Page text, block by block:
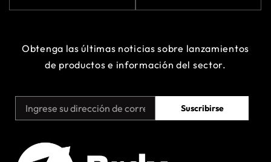
Obtenga las últimas noticias sobre lanzamientos
de productos e información del sector.
Suscribirse